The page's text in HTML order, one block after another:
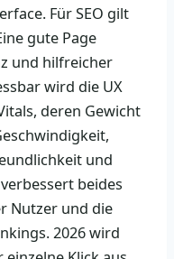
Für SEO gilt
gute Page
und hilfreicher
wird die UX
deren Gewicht
und
beides
Nutzer und die
2026 wird